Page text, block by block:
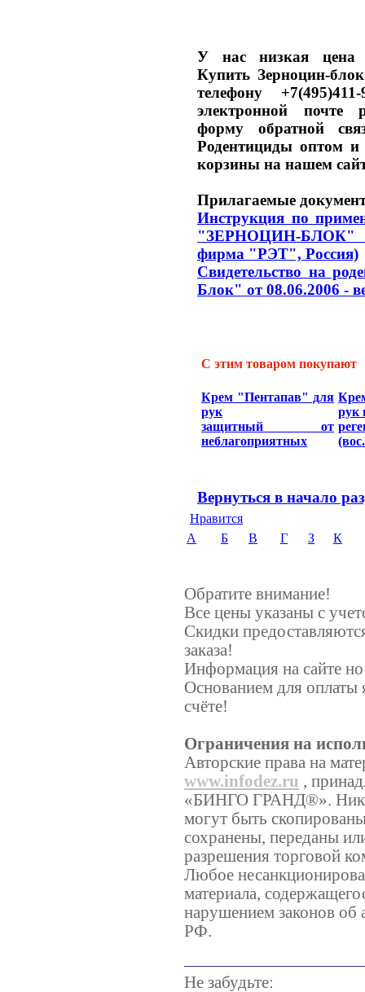
У нас низкая цена
Купить Зерноцин-
телефону
электронной почте
форму обратной
Родентициды оптом
корзины на нашем
Прилагаемые
Инструкция по
"ЗЕРНОЦИН-БЛОК"
фирма "РЭТ", Россия)
Свидетельство на
Блок" от 08.06.2006 -
С этим товаром покупают
Крем "Пентапав" для
рук
защитный от
неблагоприятных
рук
Вернуться в начало
Нравится
А
Б В Г З К
Обратите внимание!
Все цены указаны с
Скидки
заказа!
Информация на сайте
Основанием для оплаты
счёте!
Ограничения на
Авторские права на
www.infodez.ru ,
«БИНГО ГРАНД®».
могут быть
сохранены, переданы
разрешения торговой
Любое
материала,
нарушением законов об
РФ.
Не забудьте: